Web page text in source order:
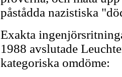
påstådda nazistiska
Exakta
1988 avslutade
kategoriska omdöme: